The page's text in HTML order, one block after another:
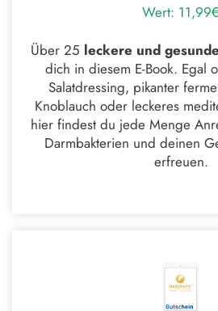
Wert: 11,99€
Über 25 leckere und
dich in diesem E-Book. Egal
Salatdressing, pikanter
Knoblauch oder leckeres
hier findest du jede Menge
Darmbakterien und deinen
erfreuen.